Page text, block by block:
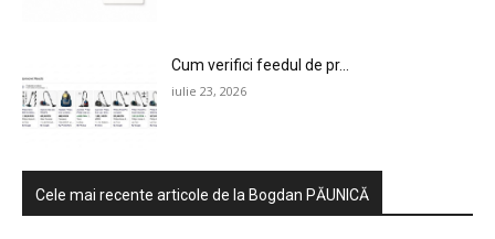
Cum verifici feedul de pr...
iulie 23, 2026
Cele mai recente articole de la Bogdan PĂUNICĂ